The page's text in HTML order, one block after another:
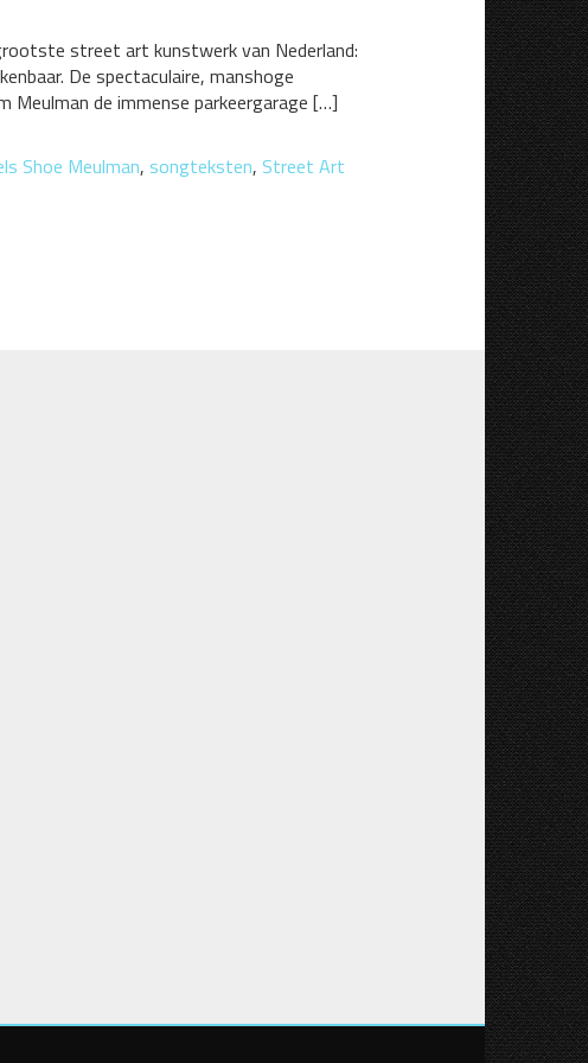
street art kunstwerk van Nederland:
De spectaculaire, manshoge
Meulman de immense parkeergarage […]
Shoe Meulman, songteksten, Street Art